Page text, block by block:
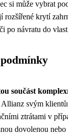
si může vybrat
rozšířené krytí
po návratu do
součást
Allianz svým
ztrátami v
dovolenou nebo